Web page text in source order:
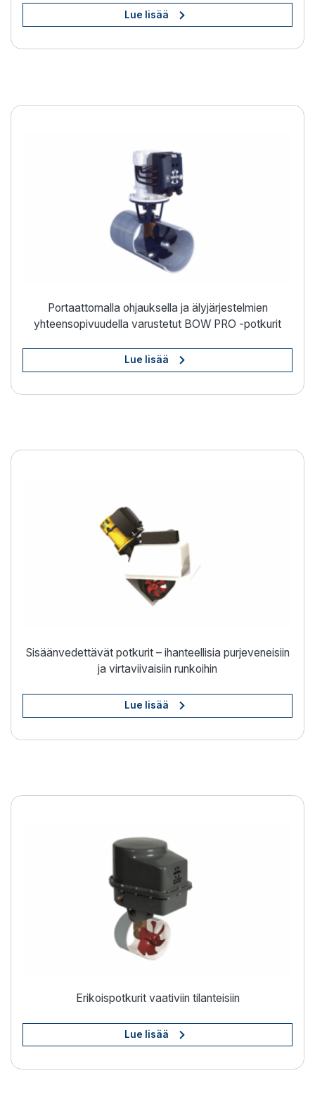
Lue lisää
Portaattomalla ohjauksella ja älyjärjestelmien
yhteensopivuudella varustetut BOW PRO -potkurit
Lue lisää
Sisäänvedettävät potkurit – ihanteellisia purjeveneisiin
ja virtaviivaisiin runkoihin
Lue lisää
Erikoispotkurit vaativiin tilanteisiin
Lue lisää